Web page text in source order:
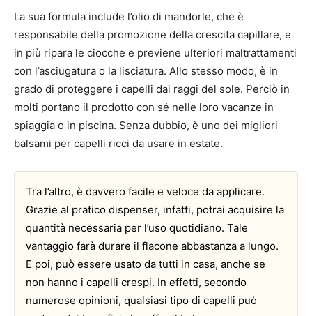
La sua formula include l’olio di mandorle, che è
responsabile della promozione della crescita capillare, e
in più ripara le ciocche e previene ulteriori maltrattamenti
con l’asciugatura o la lisciatura. Allo stesso modo, è in
grado di proteggere i capelli dai raggi del sole. Perciò in
molti portano il prodotto con sé nelle loro vacanze in
spiaggia o in piscina. Senza dubbio, è uno dei migliori
balsami per capelli ricci da usare in estate.
Tra l’altro, è davvero facile e veloce da applicare.
Grazie al pratico dispenser, infatti, potrai acquisire la
quantità necessaria per l’uso quotidiano. Tale
vantaggio farà durare il flacone abbastanza a lungo.
E poi, può essere usato da tutti in casa, anche se
non hanno i capelli crespi. In effetti, secondo
numerose opinioni, qualsiasi tipo di capelli può